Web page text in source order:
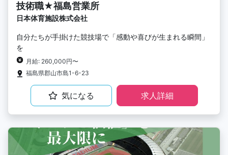
技術職★福島営業所
日本体育施設株式会社
自分たちが手掛けた競技場で「感動や喜びが生まれる瞬間」
を
月給: 260,000円〜
福島県郡山市島1-6-23
気になる 求人詳細